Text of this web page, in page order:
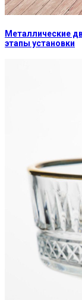
Металлические
этапы установки